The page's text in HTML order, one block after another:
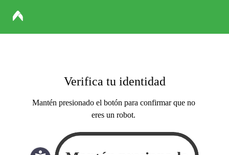
Verifica tu identidad
Mantén presionado el botón para confirmar que no
eres un robot.